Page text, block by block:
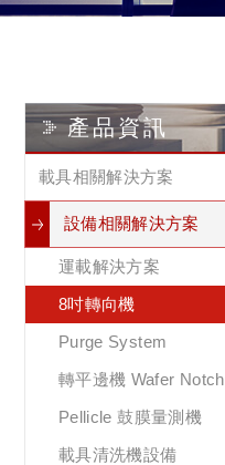
產品資訊
載具相關解決方案
設備相關解決方案
運載解決方案
8吋轉向機
Purge System
轉平邊機 Wafer Notch
Pellicle 鼓膜量測機
載具清洗機設備